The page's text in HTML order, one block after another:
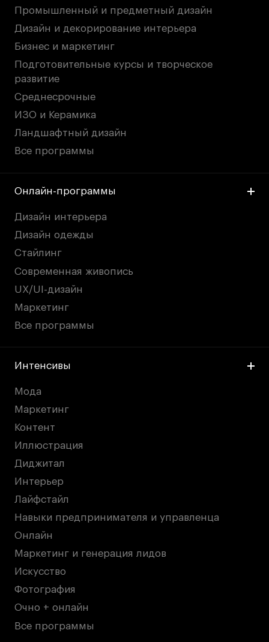
Промышленный и предметный дизайн
Дизайн и декорирование интерьера
Бизнес и маркетинг
Подготовительные курсы и творческое
развитие
Среднесрочные
ИЗО и Керамика
Ландшафтный дизайн
Все программы
Онлайн-программы
Дизайн интерьера
Дизайн одежды
Стайлинг
Современная живопись
UX/UI-дизайн
Маркетинг
Все программы
Интенсивы
Мода
Маркетинг
Контент
Иллюстрация
Диджитал
Интерьер
Лайфстайл
Навыки предпринимателя и управленца
Онлайн
Маркетинг и генерация лидов
Искусство
Фотография
Очно + онлайн
Все программы